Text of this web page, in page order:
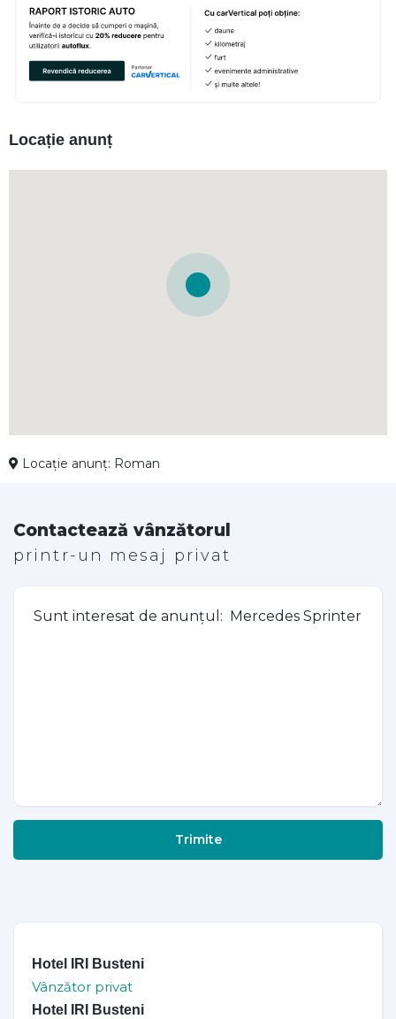
Locație anunț
Locație anunț: Roman
Contactează vânzătorul
printr-un mesaj privat
Trimite
Hotel IRI Busteni
Vânzător privat
Hotel IRI Busteni